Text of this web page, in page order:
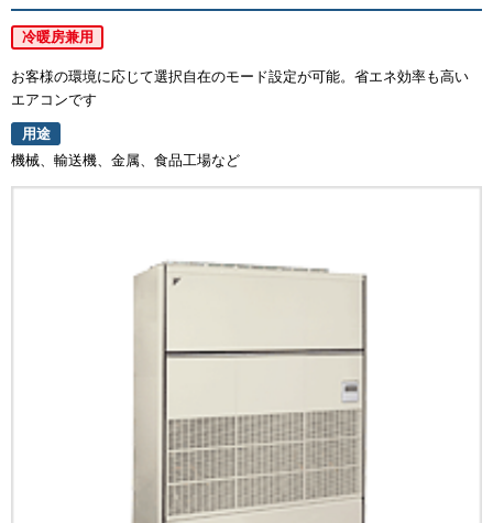
冷暖房兼用
お客様の環境に応じて選択自在のモード設定が可能。省エネ効率も高い
エアコンです
用途
機械、輸送機、金属、食品工場など